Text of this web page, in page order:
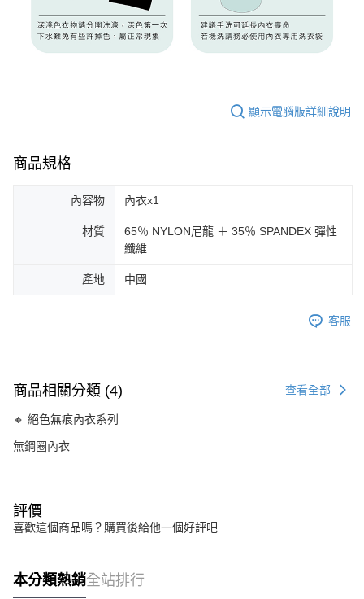
顯示電腦版詳細說明
商品規格
內容物 內衣x1
材質
65％ NYLON尼龍 ＋ 35％ SPANDEX 彈性
纖維
產地 中國
客服
商品相關分類 (4) 查看全部
🔸 絕色無痕內衣系列
無鋼圈內衣
評價
喜歡這個商品嗎？購買後給他一個好評吧
本分類熱銷全站排行